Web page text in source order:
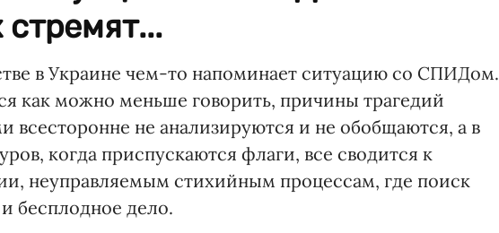
в Украине чем-то напоминает ситуацию со СПИДом.
как можно меньше говорить, причины трагедий
всесторонне не анализируются и не обобщаются, а в
когда приспускаются флаги, все сводится к
неуправляемым стихийным процессам, где поиск
бесплодное дело.